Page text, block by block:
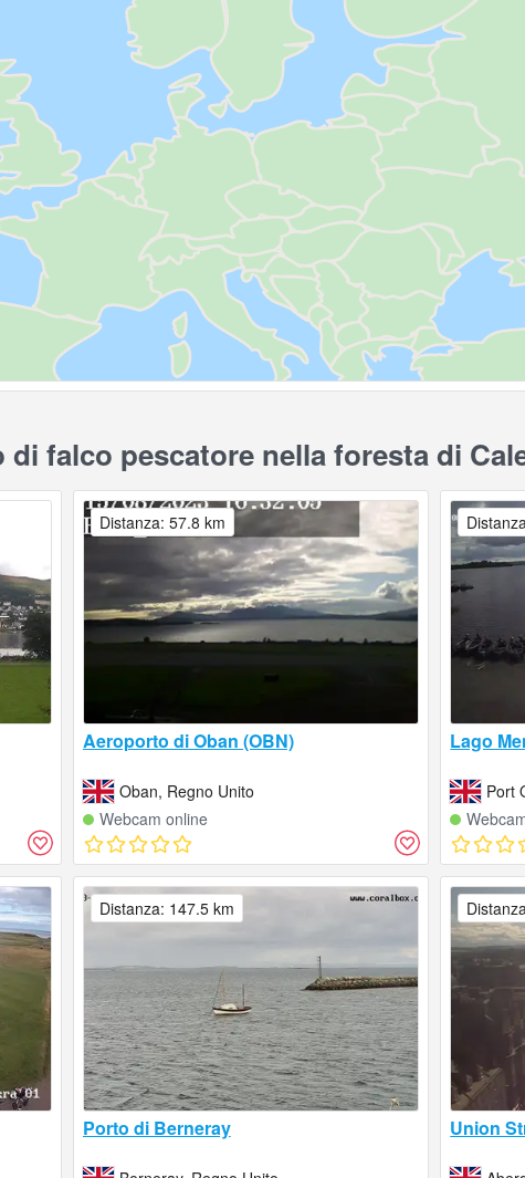
di falco pescatore nella foresta di
Aeroporto di Oban (OBN)
Oban, Regno Unito
Webcam online
Distanza: 57.8 km
Lago
Port
Porto di Berneray
Distanza: 147.5 km
Union